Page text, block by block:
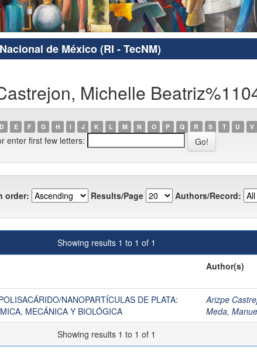
de México (RI - TecNM)
Michelle
D E F G H I J K L M N O P Q R S T U V
enter first few letters:
order: Results/Page Authors/Record:
Showing results 1 to 1 of 1
Author(s)
NANOPARTÍCULAS DE PLATA:
MECÁNICA Y BIOLÓGICA
Arizpe
Meda,
Showing results 1 to 1 of 1